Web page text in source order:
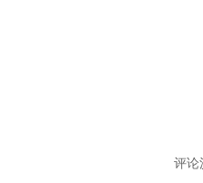
评论